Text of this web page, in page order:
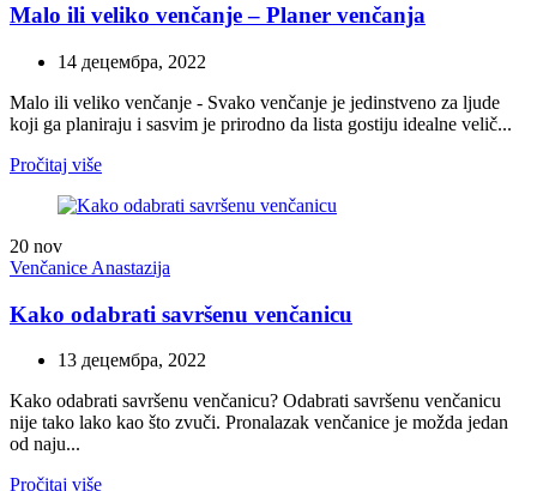
Malo ili veliko venčanje – Planer venčanja
14 децембра, 2022
Malo ili veliko venčanje - Svako venčanje je jedinstveno za ljude
koji ga planiraju i sasvim je prirodno da lista gostiju idealne velič...
Pročitaj više
20 nov
Venčanice Anastazija
Kako odabrati savršenu venčanicu
13 децембра, 2022
Kako odabrati savršenu venčanicu? Odabrati savršenu venčanicu
nije tako lako kao što zvuči. Pronalazak venčanice je možda jedan
od naju...
Pročitaj više